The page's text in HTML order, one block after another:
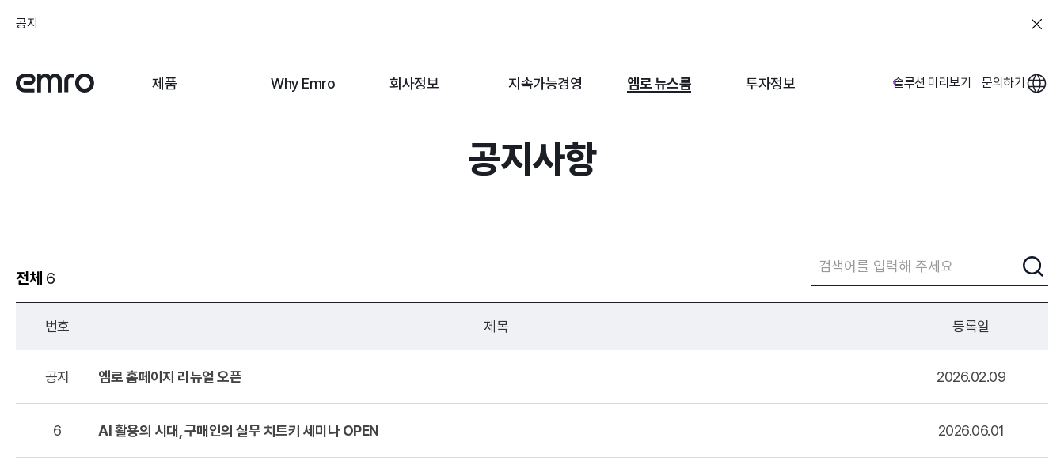
공지
제품 Why Emro 회사정보 지속가능경영 엠로 뉴스룸 투자정보 솔루션 미리보기 문의하기
공지사항
전체 6
번호 제목 등록일
공지 엠로 홈페이지 리뉴얼 오픈 2026.02.09
6 AI 활용의 시대, 구매인의 실무 치트키 세미나 OPEN 2026.06.01